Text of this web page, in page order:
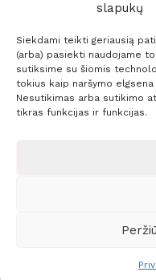
slapukų
Siekdami teikti geriausią
(arba) pasiekti naudojame
sutiksime su šiomis
tokius kaip naršymo
Nesutikimas arba sutikimo
tikras funkcijas ir funkcijas.
0 SHARES
Prenumerata